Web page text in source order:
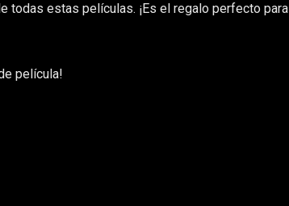
todas estas películas. ¡Es el regalo perfecto para
película!